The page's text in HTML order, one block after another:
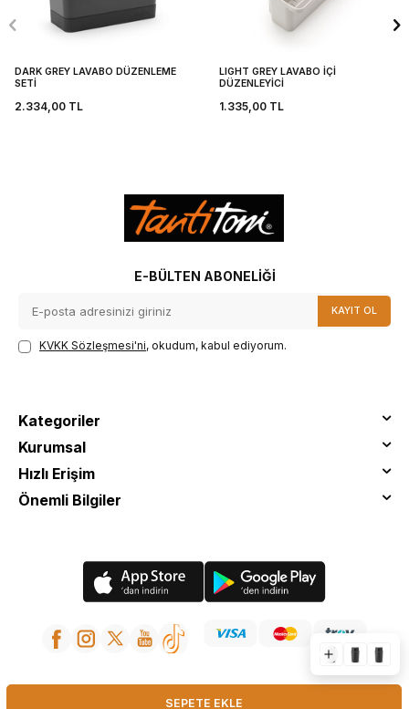
SEPETE EKLE
DARK GREY LAVABO DÜZENLEME
SETİ
2.334,00 TL
LIGHT GREY LAVABO İÇİ
DÜZENLEYİCİ
1.335,00TL
E-BÜLTEN ABONELIĞI
KAYIT OL
KVKK Sözleşmesi'ni, okudum, kabul ediyorum.
Kategoriler
Kurumsal
Hızlı Erişim
Önemli Bilgiler